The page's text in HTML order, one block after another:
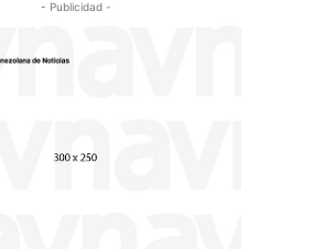
- Publicidad -